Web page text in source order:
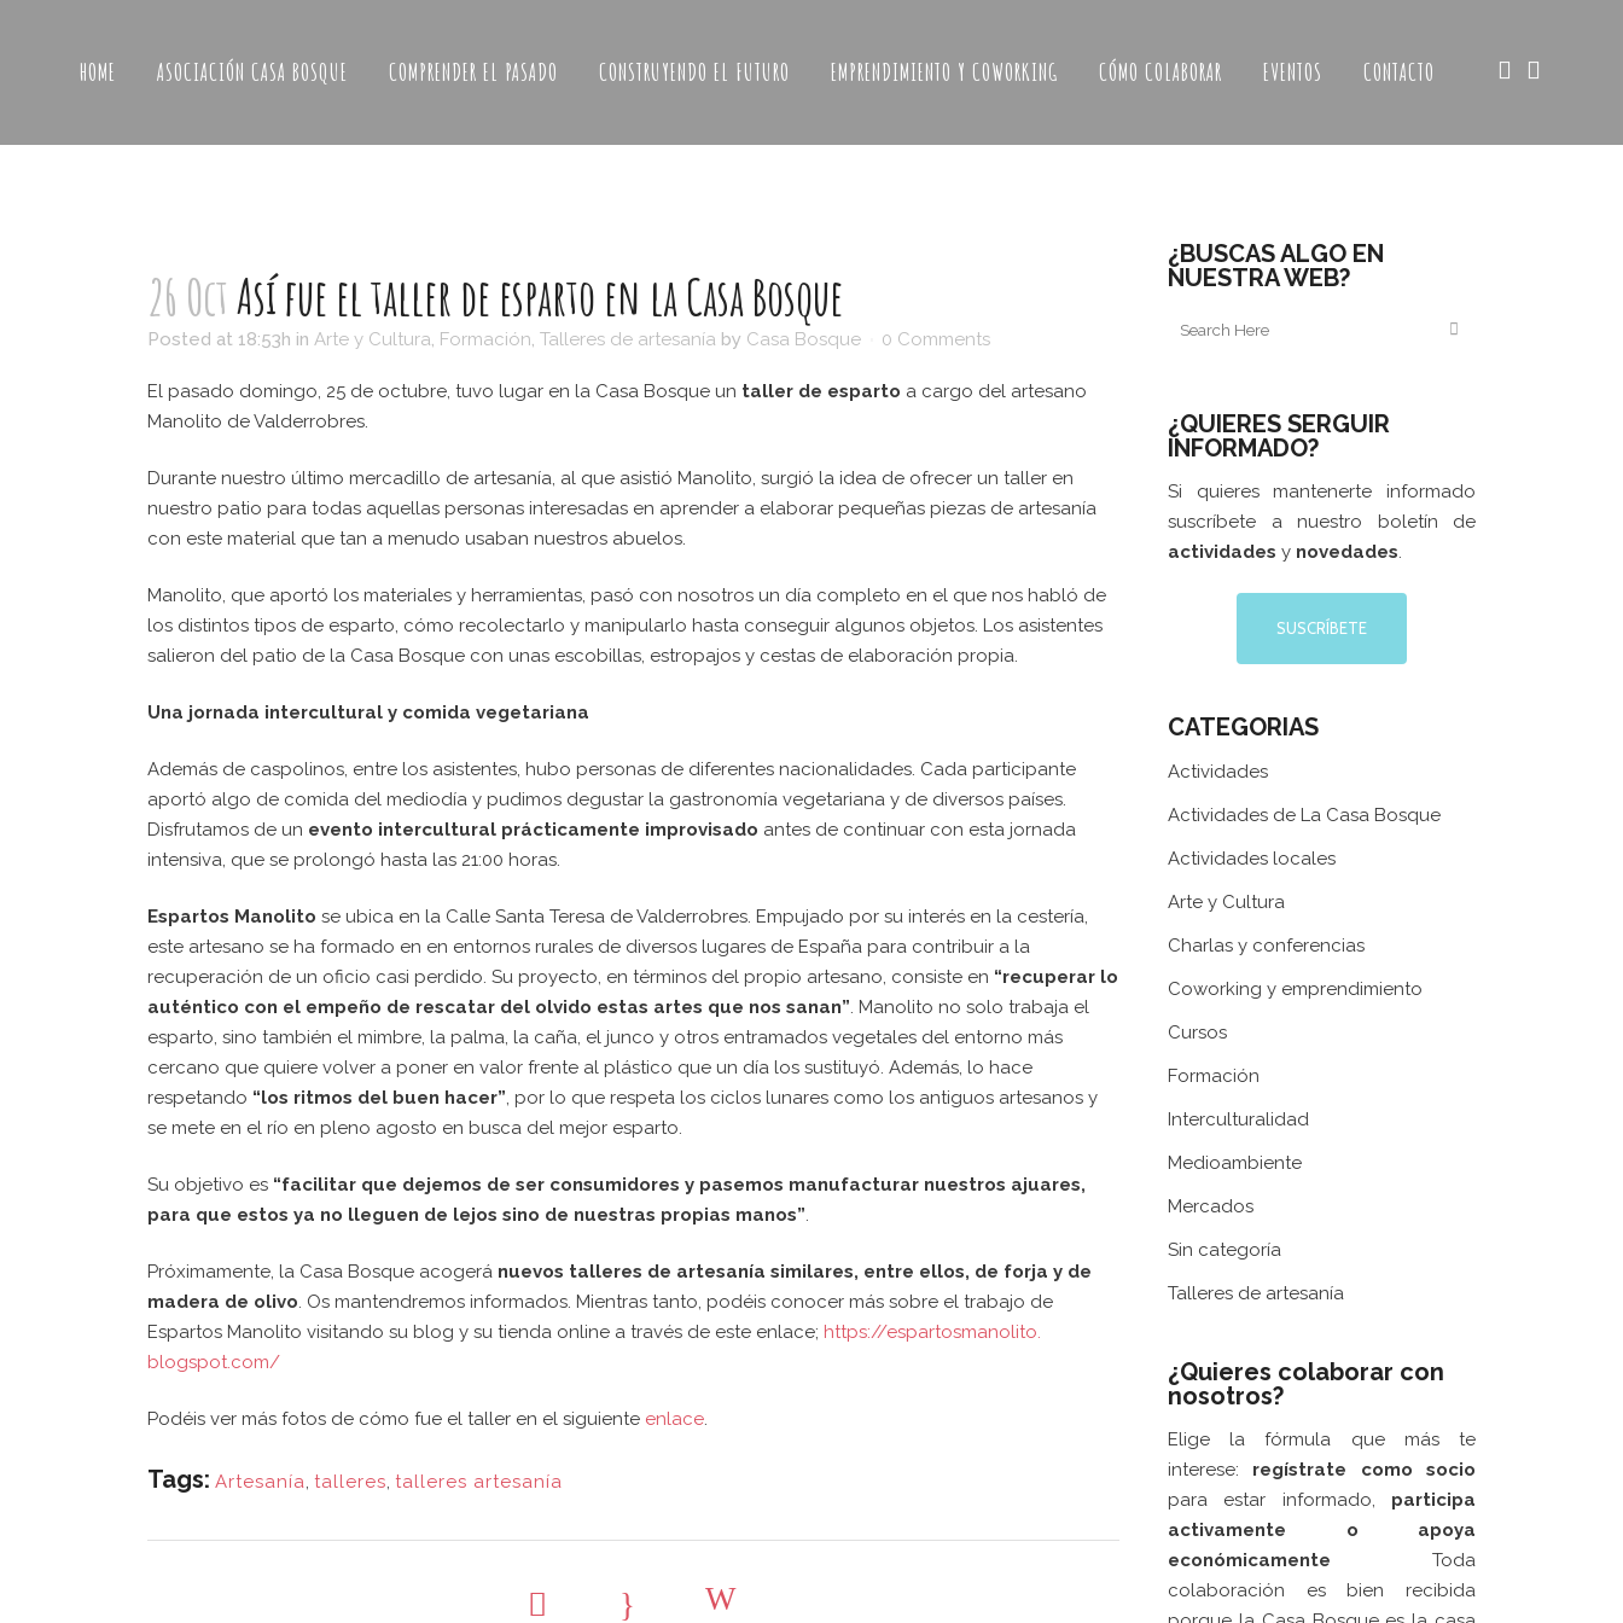
HOME ASOCIACIÓN CASA BOSQUE COMPRENDER EL PASADO CONSTRUYENDO EL FUTURO EMPRENDIMIENTO Y COWORKING CÓMO COLABORAR EVENTOS CONTACTO
26 OctAsí fue el taller de esparto en la Casa Bosque
Posted at 18:53h in Arte y Cultura, Formación, Talleres de artesanía by Casa Bosque 0 Comments
El pasado domingo, 25 de octubre, tuvo lugar en la Casa Bosque un taller de esparto a cargo del artesano
Manolito de Valderrobres.
Durante nuestro último mercadillo de artesanía, al que asistió Manolito, surgió la idea de ofrecer un taller en
nuestro patio para todas aquellas personas interesadas en aprender a elaborar pequeñas piezas de artesanía
con este material que tan a menudo usaban nuestros abuelos.
Manolito, que aportó los materiales y herramientas, pasó con nosotros un día completo en el que nos habló de
los distintos tipos de esparto, cómo recolectarlo y manipularlo hasta conseguir algunos objetos. Los asistentes
salieron del patio de la Casa Bosque con unas escobillas, estropajos y cestas de elaboración propia.
Una jornada intercultural y comida vegetariana
Además de caspolinos, entre los asistentes, hubo personas de diferentes nacionalidades. Cada participante
aportó algo de comida del mediodía y pudimos degustar la gastronomía vegetariana y de diversos países.
Disfrutamos de un evento intercultural prácticamente improvisado antes de continuar con esta jornada
intensiva, que se prolongó hasta las 21:00 horas.
Espartos Manolito se ubica en la Calle Santa Teresa de Valderrobres. Empujado por su interés en la cestería,
este artesano se ha formado en en entornos rurales de diversos lugares de España para contribuir a la
recuperación de un oficio casi perdido. Su proyecto, en términos del propio artesano, consiste en “recuperar lo
auténtico con el empeño de rescatar del olvido estas artes que nos sanan”. Manolito no solo trabaja el
esparto, sino también el mimbre, la palma, la caña, el junco y otros entramados vegetales del entorno más
cercano que quiere volver a poner en valor frente al plástico que un día los sustituyó. Además, lo hace
respetando “los ritmos del buen hacer”, por lo que respeta los ciclos lunares como los antiguos artesanos y
se mete en el río en pleno agosto en busca del mejor esparto.
Su objetivo es “facilitar que dejemos de ser consumidores y pasemos manufacturar nuestros ajuares,
para que estos ya no lleguen de lejos sino de nuestras propias manos”.
Próximamente, la Casa Bosque acogerá nuevos talleres de artesanía similares, entre ellos, de forja y de
madera de olivo. Os mantendremos informados. Mientras tanto, podéis conocer más sobre el trabajo de
Espartos Manolito visitando su blog y su tienda online a través de este enlace; https://espartosmanolito.
blogspot.com/
Podéis ver más fotos de cómo fue el taller en el siguiente enlace.
Tags: Artesanía, talleres, talleres artesanía
¿BUSCAS ALGO EN
NUESTRA WEB?
¿QUIERES SERGUIR
INFORMADO?
Si quieres mantenerte informado
suscríbete a nuestro boletín de
actividades y novedades.
SUSCRÍBETE
CATEGORIAS
Actividades
Actividades de La Casa Bosque
Actividades locales
Arte y Cultura
Charlas y conferencias
Coworking y emprendimiento
Cursos
Formación
Interculturalidad
Medioambiente
Mercados
Sin categoría
Talleres de artesanía
¿Quieres colaborar con
nosotros?
Elige la fórmula que más te
interese: regístrate como socio
para estar informado, participa
activamente o apoya
económicamente Toda
colaboración es bien recibida
¿QUIERES COLABORAR
Elige la fórmula que más te interese:
Web patrocinada por elÁrea de Gestión
de Ciudadanía
Servicio de Cultura de la
Excelentísima Diputación Provincial de
Zaragoza.